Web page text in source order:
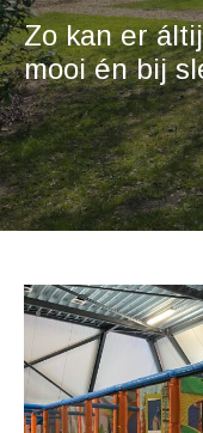
Zo kan er
mooi én bij